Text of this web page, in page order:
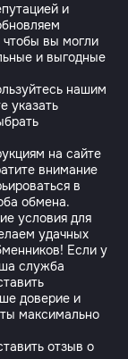
и
вы могли
и выгодные
нашим
указать
на сайте
внимание
в
обмена.
условия для
удачных
Если у
служба
доверие и
максимально
отзыв о